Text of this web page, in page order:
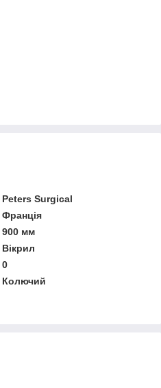
Peters Surgical
Франція
900 мм
Вікрил
0
Колючий